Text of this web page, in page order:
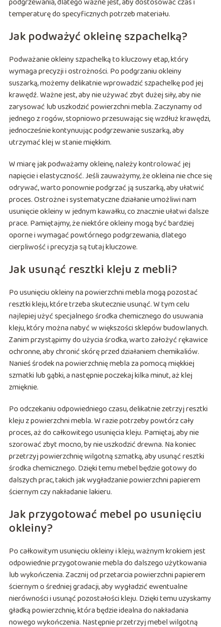
temperaturę do specyficznych potrzeb materiału.
Jak podważyć okleinę szpachelką?
Podważanie okleiny szpachelką to kluczowy etap, który
wymaga precyzji i ostrożności. Po podgrzaniu okleiny
suszarką, możemy delikatnie wprowadzić szpachelkę pod jej
krawędź. Ważne jest, aby nie używać zbyt dużej siły, aby nie
zarysować lub uszkodzić powierzchni mebla. Zaczynamy od
jednego z rogów, stopniowo przesuwając się wzdłuż krawędzi,
jednocześnie kontynuując podgrzewanie suszarką, aby
utrzymać klej w stanie miękkim.
W miarę jak podważamy okleinę, należy kontrolować jej
napięcie i elastyczność. Jeśli zauważymy, że okleina nie chce się
odrywać, warto ponownie podgrzać ją suszarką, aby ułatwić
proces. Ostrożne i systematyczne działanie umożliwi nam
usunięcie okleiny w jednym kawałku, co znacznie ułatwi dalsze
prace. Pamiętajmy, że niektóre okleiny mogą być bardziej
oporne i wymagać powtórnego podgrzewania, dlatego
cierpliwość i precyzja są tutaj kluczowe.
Jak usunąć resztki kleju z mebli?
Po usunięciu okleiny na powierzchni mebla mogą pozostać
resztki kleju, które trzeba skutecznie usunąć. W tym celu
najlepiej użyć specjalnego środka chemicznego do usuwania
kleju, który można nabyć w większości sklepów budowlanych.
Zanim przystąpimy do użycia środka, warto założyć rękawice
ochronne, aby chronić skórę przed działaniem chemikaliów.
Nanieś środek na powierzchnię mebla za pomocą miękkiej
szmatki lub gąbki, a następnie poczekaj kilka minut, aż klej
zmięknie.
Po odczekaniu odpowiedniego czasu, delikatnie zetrzyj resztki
kleju z powierzchni mebla. W razie potrzeby powtórz cały
proces, aż do całkowitego usunięcia kleju. Pamiętaj, aby nie
szorować zbyt mocno, by nie uszkodzić drewna. Na koniec
przetrzyj powierzchnię wilgotną szmatką, aby usunąć resztki
środka chemicznego. Dzięki temu mebel będzie gotowy do
dalszych prac, takich jak wygładzanie powierzchni papierem
ściernym czy nakładanie lakieru.
Jak przygotować mebel po usunięciu
okleiny?
Po całkowitym usunięciu okleiny i kleju, ważnym krokiem jest
odpowiednie przygotowanie mebla do dalszego użytkowania
lub wykończenia. Zacznij od przetarcia powierzchni papierem
ściernym o średniej gradacji, aby wygładzić ewentualne
nierówności i usunąć pozostałości kleju. Dzięki temu uzyskamy
gładką powierzchnię, która będzie idealna do nakładania
nowego wykończenia. Następnie przetrzyj mebel wilgotną